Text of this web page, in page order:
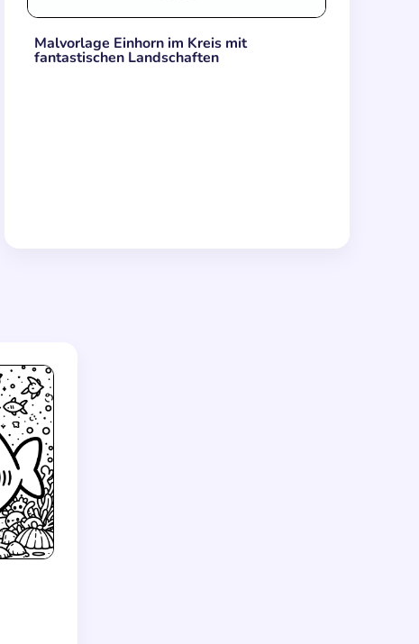
Malvorlage Einhorn im Kreis mit
fantastischen Landschaften